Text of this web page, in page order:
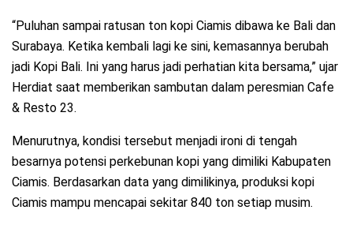
“Puluhan sampai ratusan ton kopi Ciamis dibawa ke Bali dan
Surabaya. Ketika kembali lagi ke sini, kemasannya berubah
jadi Kopi Bali. Ini yang harus jadi perhatian kita bersama,” ujar
Herdiat saat memberikan sambutan dalam peresmian Cafe
& Resto 23.
Menurutnya, kondisi tersebut menjadi ironi di tengah
besarnya potensi perkebunan kopi yang dimiliki Kabupaten
Ciamis. Berdasarkan data yang dimilikinya, produksi kopi
Ciamis mampu mencapai sekitar 840 ton setiap musim.